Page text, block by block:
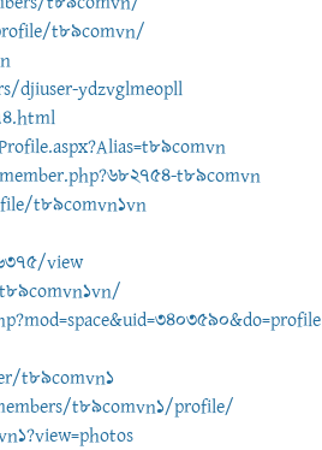
t89comvn/
djiuser-ydzvglmeopll
t89comvn
t89comvn1vn
view
t89comvn1
t89comvn1/profile/